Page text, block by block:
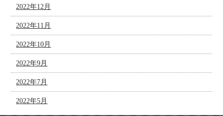
2022年12月
2022年11月
2022年10月
2022年9月
2022年7月
2022年5月